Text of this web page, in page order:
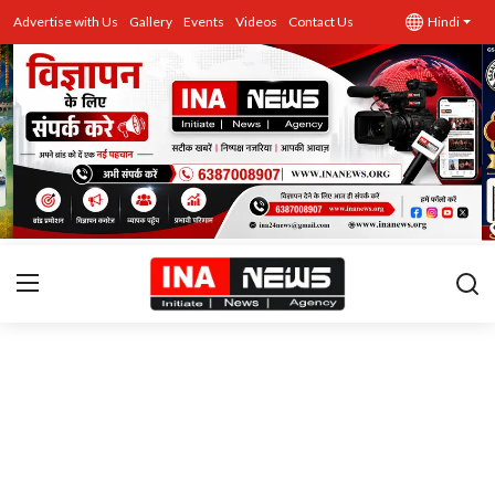
Advertise with Us Gallery Events Videos Contact Us Hindi
उत्तर प्रदेश
Advertise with Us
Events
राज्य